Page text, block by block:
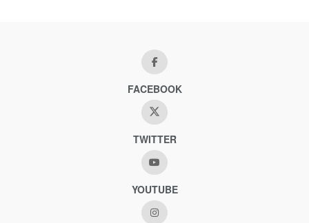
FACEBOOK
TWITTER
YOUTUBE